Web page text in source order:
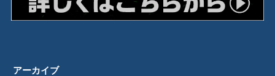
アーカイブ